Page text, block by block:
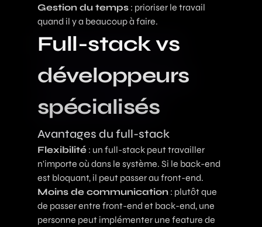
Gestion du temps : prioriser le travail
quand il y a beaucoup à faire.
Full-stack vs
développeurs
spécialisés
Avantages du full-stack
Flexibilité : un full-stack peut travailler
n'importe où dans le système. Si le back-end
est bloquant, il peut passer au front-end.
Moins de communication : plutôt que
de passer entre front-end et back-end, une
personne peut implémenter une feature de